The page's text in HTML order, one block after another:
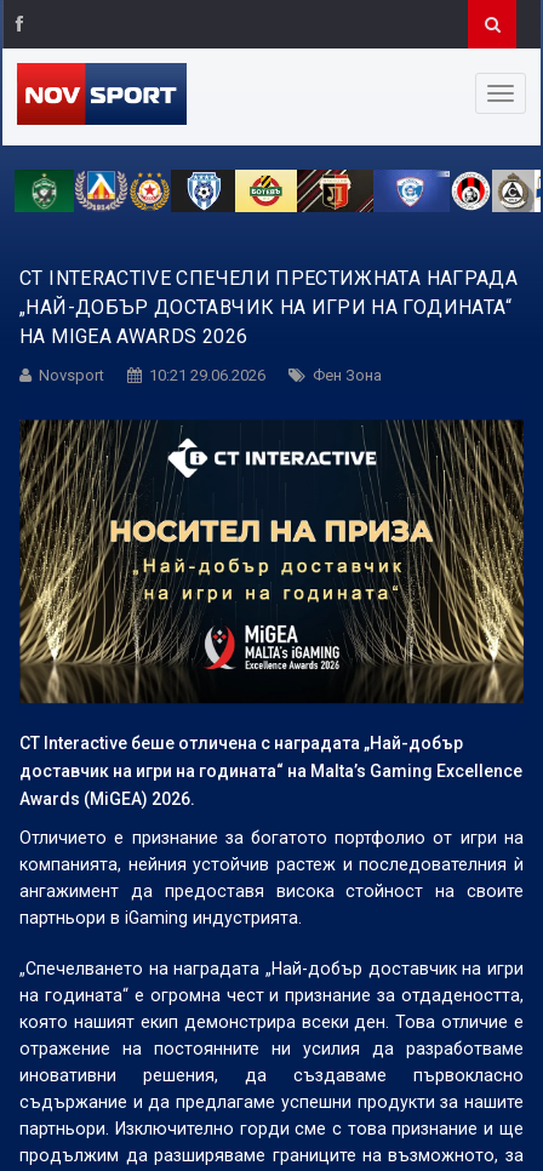
CT INTERACTIVE СПЕЧЕЛИ ПРЕСТИЖНАТА НАГРАДА
„НАЙ-ДОБЪР ДОСТАВЧИК НА ИГРИ НА ГОДИНАТА“
НА MIGEA AWARDS 2026
Novsport 10:21 29.06.2026 Фен Зона
CT Interactive беше отличена с наградата „Най-добър
доставчик на игри на годината“ на Malta’s Gaming Excellence
Awards (MiGEA) 2026.
Отличието е признание за богатото портфолио от игри на
компанията, нейния устойчив растеж и последователния ѝ
ангажимент да предоставя висока стойност на своите
партньори в iGaming индустрията.
„Спечелването на наградата „Най-добър доставчик на игри
на годината“ е огромна чест и признание за отдадеността,
която нашият екип демонстрира всеки ден. Това отличие е
отражение на постоянните ни усилия да разработваме
иновативни решения, да създаваме първокласно
съдържание и да предлагаме успешни продукти за нашите
партньори. Изключително горди сме с това признание и ще
продължим да разширяваме границите на възможното, за